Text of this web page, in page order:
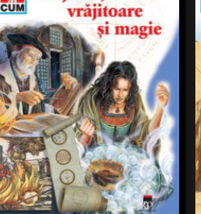
Seria Ce şi Cum îşi propune să vă ofere cărţi
cu caracter enciclopedic,structurate
tematic, adresate adolescenţilor.
Informaţiile riguroase şiprezentarea
Cristoph